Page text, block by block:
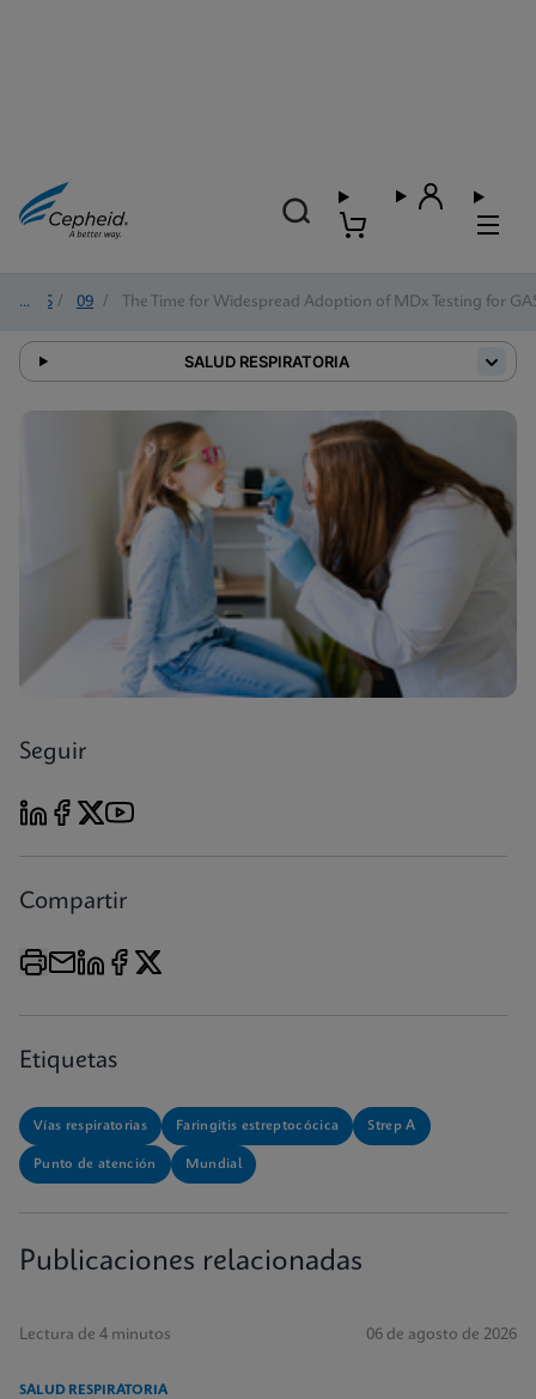
2025 / 09 / The Time for Widespread Adoption of MDx Testing for
SALUD RESPIRATORIA
Seguir
Compartir
Etiquetas
Vías respiratorias Faringitis estreptocócica Strep A
Punto de atención Mundial
Publicaciones relacionadas
Lectura de 4 minutos 06 de agosto de 2026
SALUD RESPIRATORIA